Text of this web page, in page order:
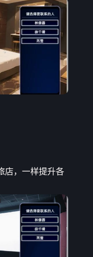
店，一样提升各